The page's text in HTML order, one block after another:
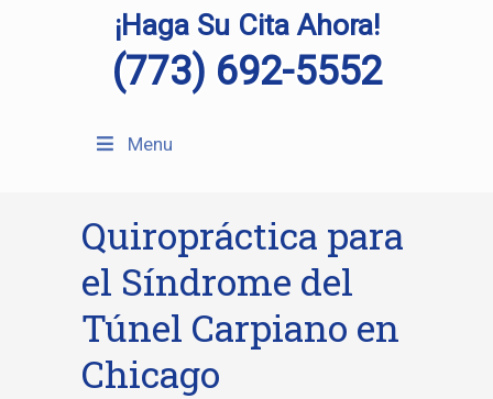
¡Haga Su Cita Ahora!
(773) 692-5552
Menu
Quiropráctica para
el Síndrome del
Túnel Carpiano en
Chicago